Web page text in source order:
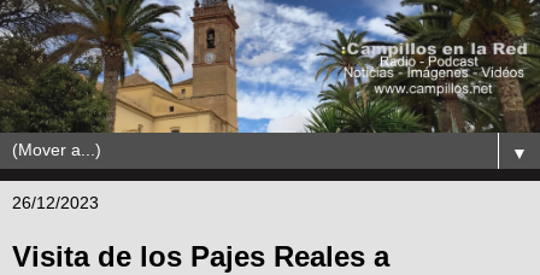
▼
26/12/2023
Visita de los Pajes Reales a